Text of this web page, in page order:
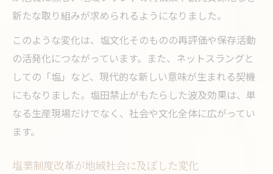
新たな取り組みが求められるようになりました。
このような変化は、塩文化そのものの再評価や保存活動
の活発化につながっています。また、ネットスラングと
しての「塩」など、現代的な新しい意味が生まれる契機
にもなりました。塩田禁止がもたらした波及効果は、単
なる生産現場だけでなく、社会や文化全体に広がってい
ます。
塩業制度改革が地域社会に及ぼした変化